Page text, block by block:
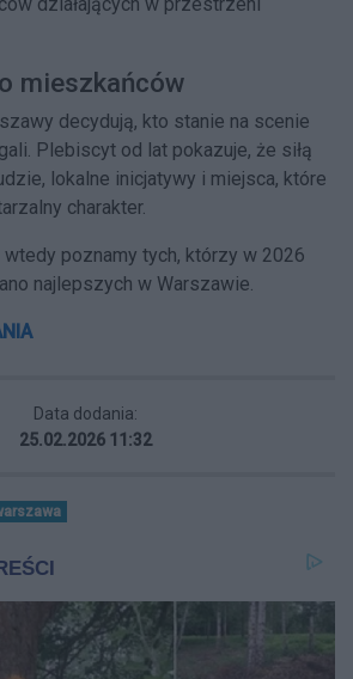
działających w przestrzeni
mieszkańców
decydują, kto stanie na scenie
Plebiscyt od lat pokazuje, że siłą
lokalne inicjatywy i miejsca, które
charakter.
wtedy poznamy tych, którzy w 2026
najlepszych w Warszawie.
Data dodania:
25.02.2026 11:32